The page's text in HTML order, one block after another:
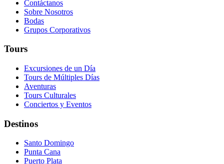
Contáctanos
Sobre Nosotros
Bodas
Grupos Corporativos
Tours
Excursiones de un Día
Tours de Múltiples Días
Aventuras
Tours Culturales
Conciertos y Eventos
Destinos
Santo Domingo
Punta Cana
Puerto Plata